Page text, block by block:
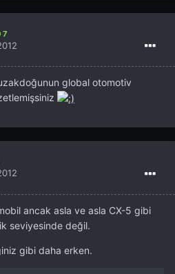
7
global otomotiv
ancak asla ve asla CX-5 gibi
seviyesinde değil.
gibi daha erken.